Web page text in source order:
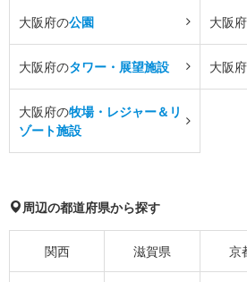
大阪府の公園 大阪
大阪府のタワー・展望施設 大阪
大阪府の牧場・レジャー＆リ
ゾート施設
周辺の都道府県から探す
関西 滋賀県 京